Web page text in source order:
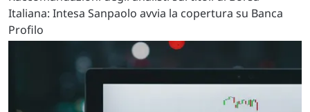
Italiana: Intesa Sanpaolo avvia la copertura su Banca
Profilo